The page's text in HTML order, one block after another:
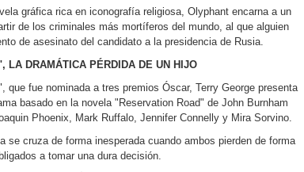
gráfica rica en iconografía religiosa, Olyphant encarna a un
de los criminales más mortíferos del mundo, al que alguien
de asesinato del candidato a la presidencia de Rusia.
LA DRAMÁTICA PÉRDIDA DE UN HIJO
que fue nominada a tres premios Óscar, Terry George presenta
basado en la novela "Reservation Road" de John Burnham
Phoenix, Mark Ruffalo, Jennifer Connelly y Mira Sorvino.
se cruza de forma inesperada cuando ambos pierden de forma
a tomar una dura decisión.